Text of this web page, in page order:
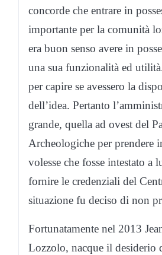
concorde che entrare in
importante per la comunità
era buon senso avere in
una sua funzionalità ed
per capire se avessero la
dell’idea. Pertanto
grande, quella ad ovest del
Archeologiche per prendere
volesse che fosse intestato a
fornire le credenziali del
situazione fu deciso di non
Fortunatamente nel 2013
Lozzolo, nacque il desiderio